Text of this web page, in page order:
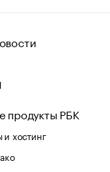
продукты РБК
хостинг